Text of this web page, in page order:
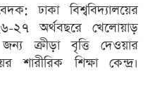
ঢাকা বিশ্ববিদ্যালয়ের
২৭ অর্থবছরে খেলোয়াড়
জন্য ক্রীড়া বৃত্তি দেওয়ার
শারীরিক শিক্ষা কেন্দ্র।